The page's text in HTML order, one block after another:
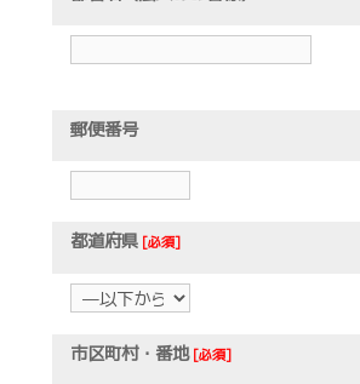
郵便番号
都道府県[必須]
市区町村・番地[必須]